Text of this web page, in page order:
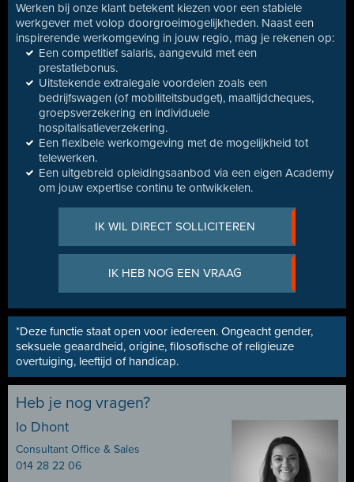
Werken bij onze klant betekent kiezen voor een stabiele
werkgever met volop doorgroeimogelijkheden. Naast een
inspirerende werkomgeving in jouw regio, mag je rekenen op:
Een competitief salaris, aangevuld met een
prestatiebonus.
Uitstekende extralegale voordelen zoals een
bedrijfswagen (of mobiliteitsbudget), maaltijdcheques,
groepsverzekering en individuele
hospitalisatieverzekering.
Een flexibele werkomgeving met de mogelijkheid tot
telewerken.
Een uitgebreid opleidingsaanbod via een eigen Academy
om jouw expertise continu te ontwikkelen.
IK WIL DIRECT SOLLICITEREN
IK HEB NOG EEN VRAAG
*Deze functie staat open voor iedereen. Ongeacht gender,
seksuele geaardheid, origine, filosofische of religieuze
overtuiging, leeftijd of handicap.
Heb je nog vragen?
Io Dhont
Consultant Office & Sales
014 28 22 06